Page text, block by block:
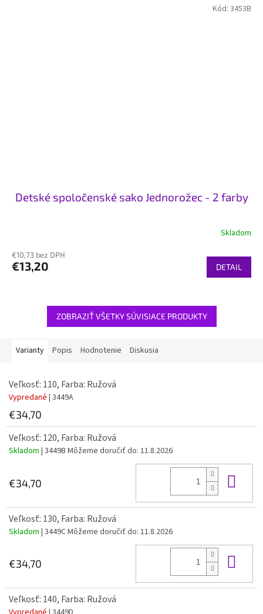
Detské spoločenské sako Jednorožec - 2 farby
Skladom
€10,73 bez DPH
€13,20 DETAIL
Kód: 3453B
ZOBRAZIŤ VŠETKY SÚVISIACE PRODUKTY
Varianty Popis Hodnotenie Diskusia
Veľkosť: 110, Farba: Ružová
Vypredané | 3449A
€34,70
Veľkosť: 120, Farba: Ružová
Skladom | 3449B Môžeme doručiť do: 11.8.2026
€34,70
Veľkosť: 130, Farba: Ružová
Skladom | 3449CMôžeme doručiť do: 11.8.2026
€34,70
Veľkosť: 140, Farba: Ružová